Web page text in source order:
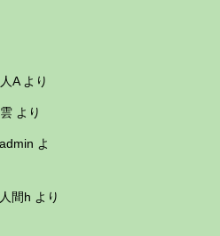
Aより
より
admin よ
人間h より